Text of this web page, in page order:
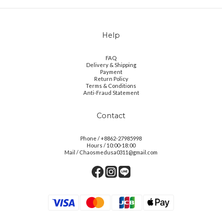
Help
FAQ
Delivery & Shipping
Payment
Return Policy
Terms & Conditions
Anti-Fraud Statement
Contact
Phone / +8862-27985998
Hours / 10:00-18:00
Mail / Chaosmedusa0311@gmail.com